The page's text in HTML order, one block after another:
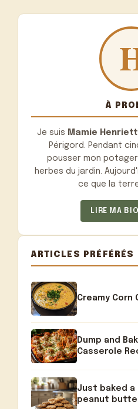
À
Je suis Mamie
Périgord. Pendant
pousser mon
herbes du jardin.
ce que la
LIRE MA
ARTICLES PRÉFÉRÉS
Creamy Corn
Dump and
Casserole
Just baked
peanut